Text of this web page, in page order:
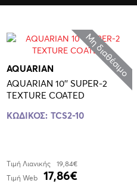
Μη διαθέσιμο
AQUARIAN
AQUARIAN 10'' SUPER-2
TEXTURE COATED
ΚΩΔΙΚΟΣ: TCS2-10
Τιμή Λιανικής
19,84€
Τιμή Web
17,86€